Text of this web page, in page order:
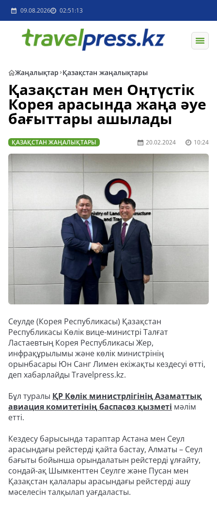
09.08.2026 02:51:13
Жаңалықтар Қазақстан жаңалықтары
Қазақстан мен Оңтүстік
Корея арасында жаңа әуе
бағыттары ашылады
ҚАЗАҚСТАН ЖАҢАЛЫҚТАРЫ 20.02.2024 10:24
Сеулде (Корея Республикасы) Қазақстан
Республикасы Көлік вице-министрі Талғат
Ластаевтың Корея Республикасы Жер,
инфрақұрылымы және көлік министрінің
орынбасары Юн Санг Лимен екіжақты кездесуі өтті,
деп хабарлайды Travelpress.kz.
Бұл туралы ҚР Көлік министрлігінің Азаматтық
авиация комитетінің баспасөз қызметі мәлім
етті.
Кездесу барысында тараптар Астана мен Сеул
арасындағы рейстерді қайта бастау, Алматы – Сеул
бағыты бойынша орындалатын рейстерді ұлғайту,
сондай-ақ Шымкенттен Сеулге және Пусан мен
Қазақстан қалалары арасындағы рейстерді ашу
мәселесін талқылап уағдаласты.